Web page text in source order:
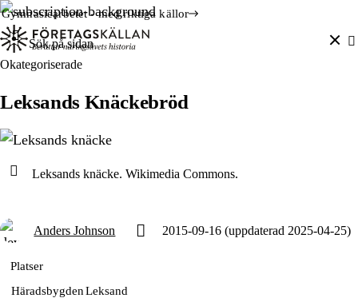
Hoppa till innehåll
Till innehåll
Gymnasiearbetet - med riktiga källor
Sök efter:
Okategoriserade
Leksands Knäckebröd
Leksands knäcke. Wikimedia Commons.
Anders Johnson 2015-09-16 (uppdaterad 2025-04-25)
Platser
HäradsbygdenLeksand